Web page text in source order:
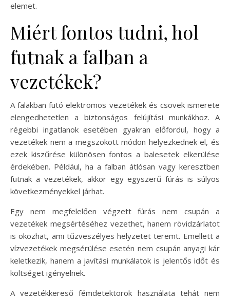
elemet.
Miért fontos tudni, hol
futnak a falban a
vezetékek?
A falakban futó elektromos vezetékek és csövek ismerete
elengedhetetlen a biztonságos felújítási munkákhoz. A
régebbi ingatlanok esetében gyakran előfordul, hogy a
vezetékek nem a megszokott módon helyezkednek el, és
ezek kiszűrése különösen fontos a balesetek elkerülése
érdekében. Például, ha a falban átlósan vagy keresztben
futnak a vezetékek, akkor egy egyszerű fúrás is súlyos
következményekkel járhat.
Egy nem megfelelően végzett fúrás nem csupán a
vezetékek megsértéséhez vezethet, hanem rövidzárlatot
is okozhat, ami tűzveszélyes helyzetet teremt. Emellett a
vízvezetékek megsérülése esetén nem csupán anyagi kár
keletkezik, hanem a javítási munkálatok is jelentős időt és
költséget igényelnek.
A vezetékkereső fémdetektorok használata tehát nem